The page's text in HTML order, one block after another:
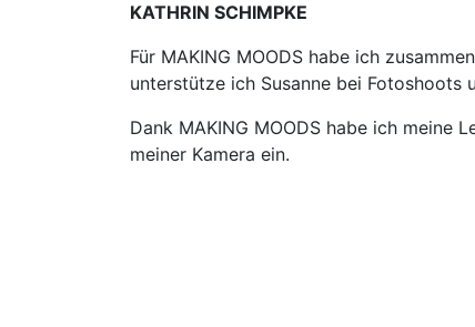
KATHRIN SCHIMPKE
Für MAKING MOODS habe ich
unterstütze ich Susanne bei Fotoshoots
Dank MAKING MOODS habe ich meine
meiner Kamera ein.